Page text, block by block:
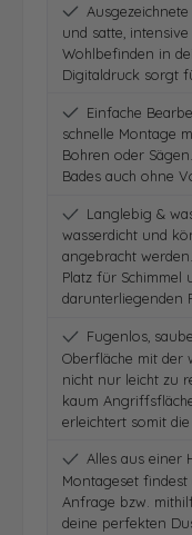
und satte,
Wohlbefinden in
Digitaldruck sorgt
Einfache
schnelle Montage
Bohren oder
Bades auch ohne
Langlebig &
wasserdicht und
angebracht
Platz für Schimmel
darunterliegenden
Fugenlos,
Oberfläche mit der
nicht nur leicht zu
kaum
erleichtert somit
Alles aus einer
Montageset
Anfrage bzw.
deine perfekten